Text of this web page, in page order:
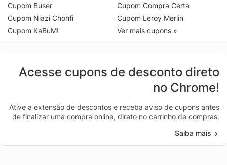
Cupom Buser
Cupom Niazi Chohfi
Cupom KaBuM!
Cupom Compra Certa
Cupom Leroy Merlin
Ver mais cupons »
Acesse cupons de desconto direto
no Chrome!
Ative a extensão de descontos e receba aviso de cupons antes
de finalizar uma compra online, direto no carrinho de compras.
Saiba mais